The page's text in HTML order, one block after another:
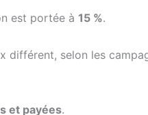
est portée à 15 %.
selon les
et payées.